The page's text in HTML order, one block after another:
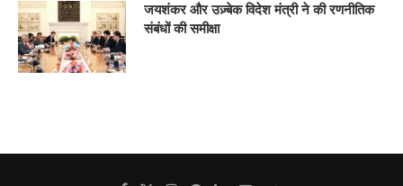
जयशंकर और उज़्बेक विदेश मंत्री ने की रणनीतिक
संबंधों की समीक्षा